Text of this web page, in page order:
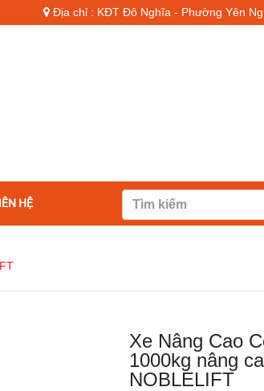
Địa chỉ : KĐT Đô Nghĩa - Phường Yên
HỆ
Xe Nâng Cao
1000kg nâng
NOBLELIFT